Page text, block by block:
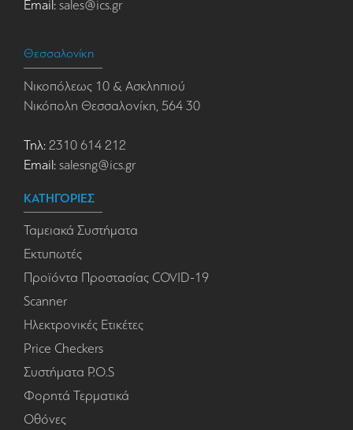
Email: sales@ics.gr
Θεσσαλονίκη
Νικοπόλεως 10 & Ασκληπιού
Νικόπολη Θεσσαλονίκη, 564 30
Τηλ: 2310 614 212
Email: salesng@ics.gr
ΚΑΤΗΓΟΡΙΕΣ
Ταμειακά Συστήματα
Εκτυπωτές
Προϊόντα Προστασίας COVID-19
Scanner
Ηλεκτρονικές Ετικέτες
Price Checkers
Συστήματα P.O.S
Φορητά Τερματικά
Οθόνες